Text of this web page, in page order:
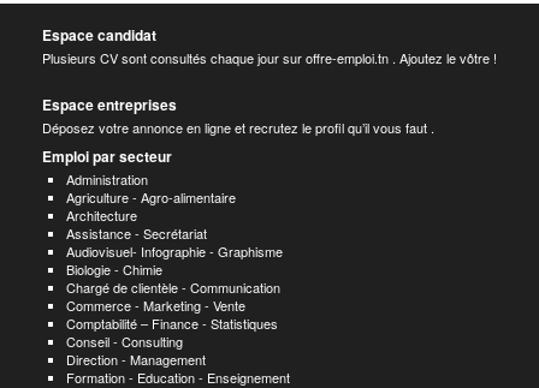
Espace candidat
Plusieurs CV sont consultés chaque jour sur offre-emploi.tn . Ajoutez le vôtre !
Espace entreprises
Déposez votre annonce en ligne et recrutez le profil qu’il vous faut .
Emploi par secteur
Administration
Agriculture - Agro-alimentaire
Architecture
Assistance - Secrétariat
Audiovisuel- Infographie - Graphisme
Biologie - Chimie
Chargé de clientèle - Communication
Commerce - Marketing - Vente
Comptabilité – Finance - Statistiques
Conseil - Consulting
Direction - Management
Formation - Education - Enseignement